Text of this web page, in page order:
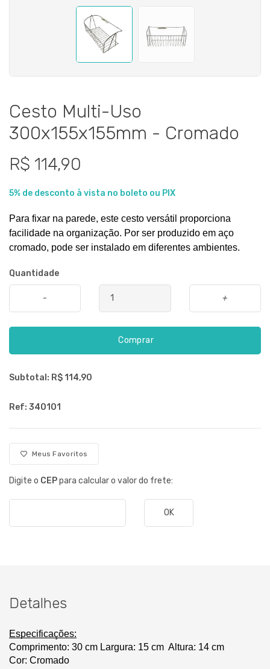
Cesto Multi-Uso
300x155x155mm - Cromado
R$ 114,90
5% de desconto à vista no boleto ou PIX
Para fixar na parede, este cesto versátil proporciona
facilidade na organização. Por ser produzido em aço
cromado, pode ser instalado em diferentes ambientes.
Quantidade
- +
Comprar
Subtotal: R$ 114,90
Ref: 340101
Meus Favoritos
Digite o CEPpara calcular o valor do frete:
OK
Detalhes
Especificações:
Comprimento: 30 cm Largura: 15 cm Altura: 14 cm
Cor: Cromado